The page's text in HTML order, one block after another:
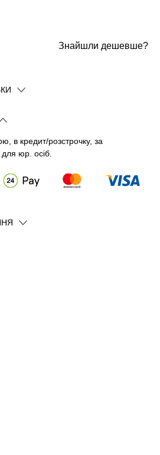
Знайшли дешевше?
в кредит/розстрочку, за
юр. осіб.